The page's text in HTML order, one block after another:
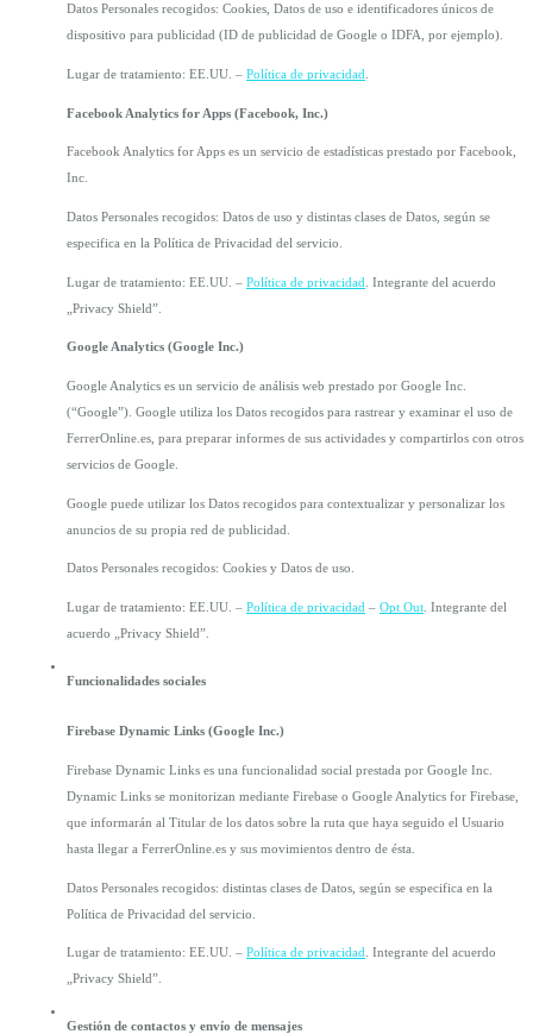
Datos Personales recogidos: Cookies, Datos de uso e identificadores únicos de
dispositivo para publicidad (ID de publicidad de Google o IDFA, por ejemplo).
Lugar de tratamiento: EE.UU. – Política de privacidad
Facebook Analytics for Apps (Facebook, Inc.)
Facebook Analytics for Apps es un servicio de estadísticas prestado por Facebook,
Inc.
Datos Personales recogidos: Datos de uso y distintas clases de Datos, según se
especifica en la Política de Privacidad del servicio.
Lugar de tratamiento: EE.UU. – Política de privacidad . Integrante del acuerdo
„Privacy Shield”.
Google Analytics (Google Inc.)
Google Analytics es un servicio de análisis web prestado por Google Inc.
(“Google”). Google utiliza los Datos recogidos para rastrear y examinar el uso de
FerrerOnline.es, para preparar informes de sus actividades y compartirlos con otros
servicios de Google.
Google puede utilizar los Datos recogidos para contextualizar y personalizar los
anuncios de su propia red de publicidad.
Datos Personales recogidos: Cookies y Datos de uso.
Lugar de tratamiento: EE.UU. – Política de privacidad – Opt Out . Integrante del
acuerdo „Privacy Shield”.
Funcionalidades sociales
Firebase Dynamic Links (Google Inc.)
Firebase Dynamic Links es una funcionalidad social prestada por Google Inc.
Dynamic Links se monitorizan mediante Firebase o Google Analytics for Firebase,
que informarán al Titular de los datos sobre la ruta que haya seguido el Usuario
hasta llegar a FerrerOnline.es y sus movimientos dentro de ésta.
Datos Personales recogidos: distintas clases de Datos, según se especifica en la
Política de Privacidad del servicio.
Lugar de tratamiento: EE.UU. – Política de privacidad
. Integrante del acuerdo
„Privacy Shield”.
Gestión de contactos y envío de mensajes